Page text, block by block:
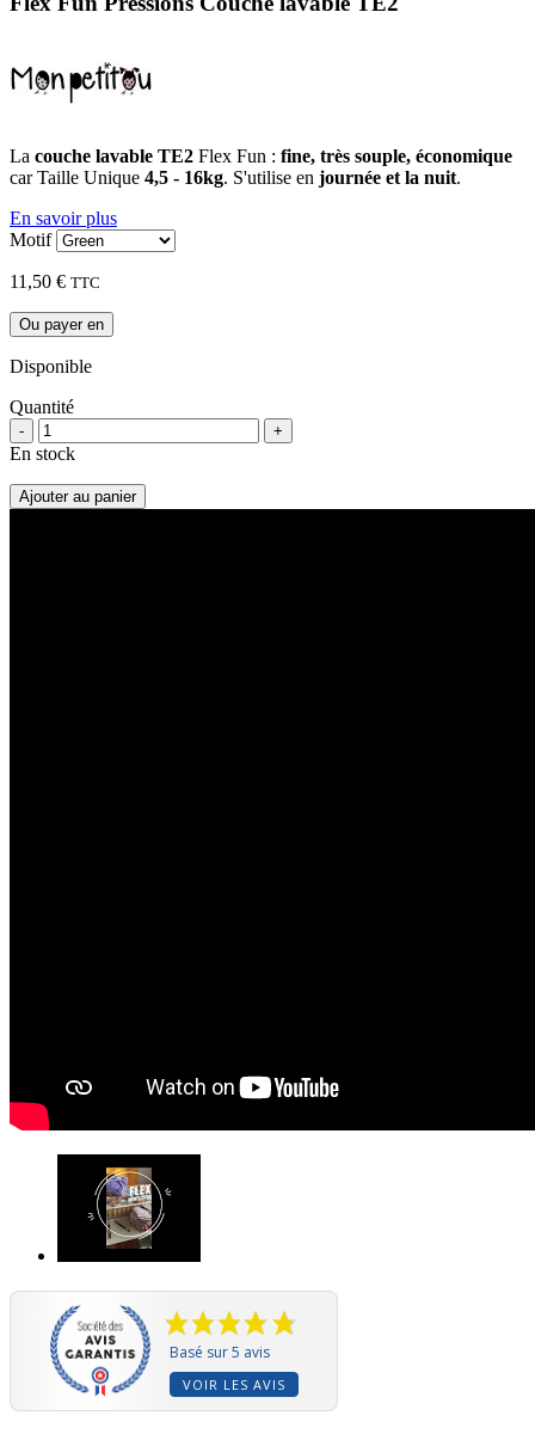
La couche lavable TE2 Flex Fun : fine, très souple, économique
car Taille Unique 4,5 - 16kg. S'utilise en journée et la nuit.
En savoir plus
Motif
11,50 € TTC
Ou payer en
Disponible
Quantité
- +
En stock
Ajouter au panier
Basé sur 5 avis
VOIR LES AVIS